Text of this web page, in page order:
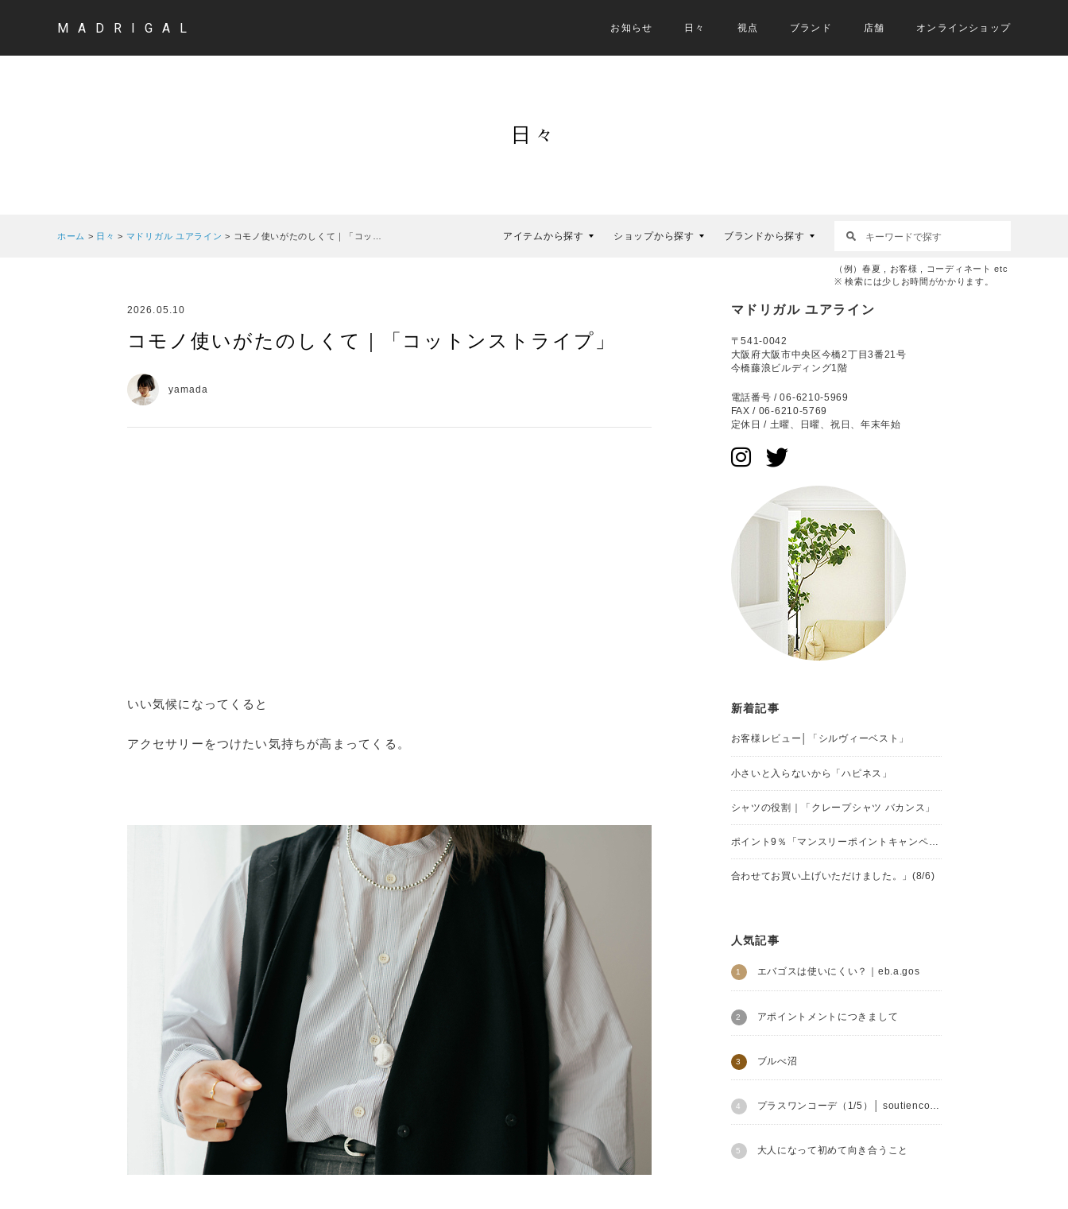
MADRIGAL お知らせ 日々 視点 ブランド 店舗 オンラインショップ
日々
ホーム > 日々 > マドリガル ユアライン > コモノ使いがたのしくて｜「コッ… アイテムから探す ショップから探す ブランドから探す
（例）春夏 , お客様 , コーディネート etc
※ 検索には少しお時間がかかります。
2026.05.10
コモノ使いがたのしくて｜「コットンストライプ」
yamada
いい気候になってくると
アクセサリーをつけたい気持ちが高まってくる。
マドリガル ユアライン
〒541-0042
大阪府大阪市中央区今橋2丁目3番21号
今橋藤浪ビルディング1階
電話番号 / 06-6210-5969
FAX / 06-6210-5769
定休日 / 土曜、日曜、祝日、年末年始
新着記事
お客様レビュー│「シルヴィーベスト」
小さいと入らないから「ハピネス」
シャツの役割｜「クレープシャツ バカンス」
ポイント9％「マンスリーポイントキャンペーン」
合わせてお買い上げいただけました。」(8/6)
人気記事
エバゴスは使いにくい？｜eb.a.gos
アポイントメントにつきまして
ブルべ沼
プラスワンコーデ（1/5）│ soutiencollar
大人になって初めて向き合うこと